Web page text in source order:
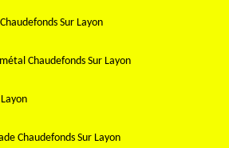
Sur Layon
Chaudefonds Sur Layon
Chaudefonds Sur Layon